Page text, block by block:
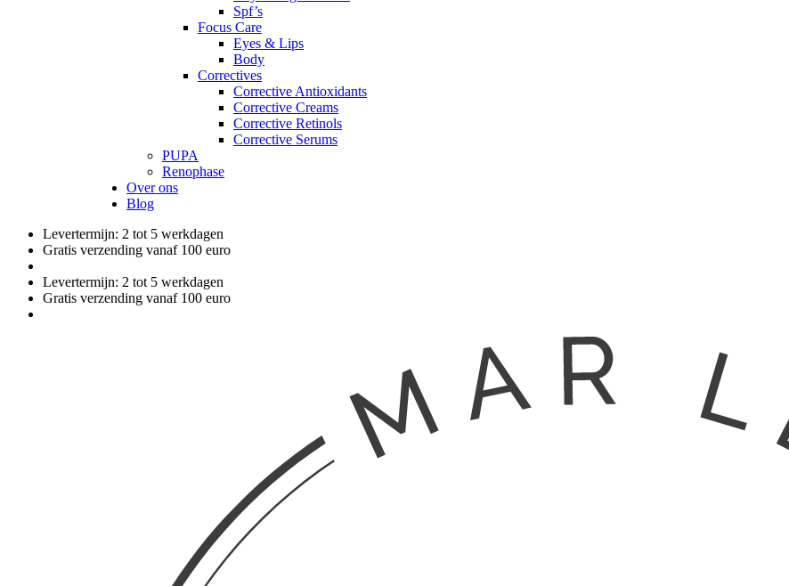
Spf’s
Focus Care
Eyes & Lips
Body
Correctives
Corrective Antioxidants
Corrective Creams
Corrective Retinols
Corrective Serums
PUPA
Renophase
Over ons
Blog
Levertermijn: 2 tot 5 werkdagen
Gratis verzending vanaf 100 euro
Levertermijn: 2 tot 5 werkdagen
Gratis verzending vanaf 100 euro